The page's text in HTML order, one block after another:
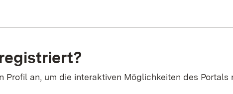
Profil an, um die interaktiven Möglichkeiten des Portals